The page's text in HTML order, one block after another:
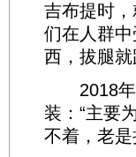
吉布提时
们在人群
西，拔腿就
2018年
装：“主要
不着，老